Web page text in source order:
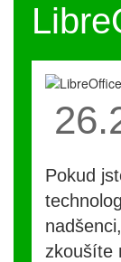
Pokud
zkoušíte